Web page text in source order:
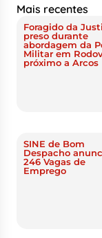
Mais recentes
Foragido da
preso durante
abordagem da
Militar em
próximo a Arcos
SINE de Bom
Despacho
246 Vagas de
Emprego